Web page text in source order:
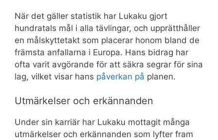
När det gäller statistik har Lukaku gjort
hundratals mål i alla tävlingar, och upprätthåller
en målskyttetakt som placerar honom bland de
främsta anfallarna i Europa. Hans bidrag har
ofta varit avgörande för att säkra segrar för sina
lag, vilket visar hans påverkan på planen.
Utmärkelser och erkännanden
Under sin karriär har Lukaku mottagit många
utmärkelser och erkännanden som lyfter fram